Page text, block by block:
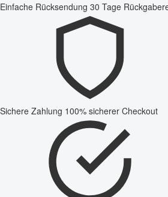
Einfache Rücksendung 30 Tage
Sichere Zahlung 100% sicherer Checkout